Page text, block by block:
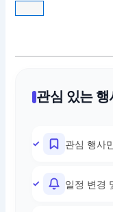
관심 있는
관심 행사
일정 변경